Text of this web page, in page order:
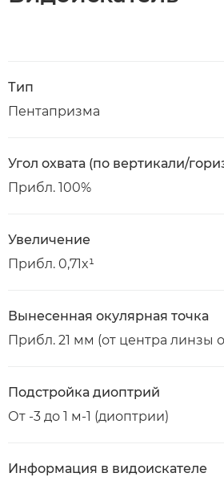
Тип
Пентапризма
Угол охвата (по вертикали/
Прибл. 100%
Увеличение
Прибл. 0,71x¹
Вынесенная окулярная точка
Прибл. 21 мм (от центра линзы
Подстройка диоптрий
От -3 до 1 м-1 (диоптрии)
Информация в видоискателе